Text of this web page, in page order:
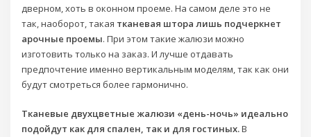
дверном, хоть в оконном проеме. На самом деле это не
так, наоборот, такая тканевая штора лишь подчеркнет
арочные проемы. При этом такие жалюзи можно
изготовить только на заказ. И лучше отдавать
предпочтение именно вертикальным моделям, так как они
будут смотреться более гармонично.
Тканевые двухцветные жалюзи «день-ночь» идеально
подойдут как для спален, так и для гостиных.В